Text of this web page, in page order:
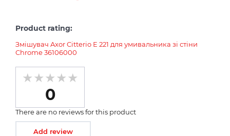
Product rating:
Змішувач Axor Citterio E 221 для умивальника зі стіни
Chrome 36106000
0
There are no reviews for this product
Add review